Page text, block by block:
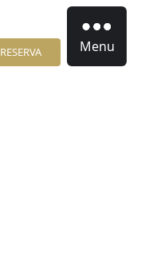
RESERVA Menu